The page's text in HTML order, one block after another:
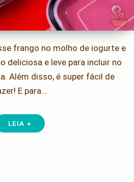
frango no molho de iogurte e
deliciosa e leve para incluir no
Além disso, é super fácil de
E para…
LEIA +